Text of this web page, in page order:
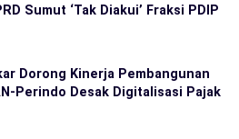
Sumut ‘Tak Diakui’ Fraksi PDIP
Dorong Kinerja Pembangunan
Perindo Desak Digitalisasi Pajak